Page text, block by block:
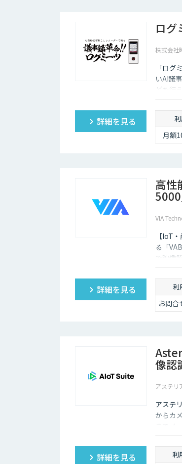
ログ
株式会社
「ロ
いAI議
どを行
詳細を見る
月額
高性
5000
VIA
【IoT
る「
で映像
詳細を見る 利
お問合
像認
アステリ
アステ
からカ
までノ
詳細を見る 利